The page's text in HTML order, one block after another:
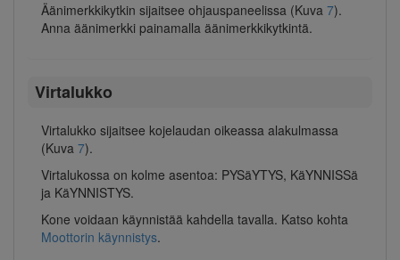
Äänimerkkikytkin sijaitsee ohjauspaneelissa (Kuva 7).
Anna äänimerkki painamalla äänimerkkikytkintä.
Virtalukko
Virtalukko sijaitsee kojelaudan oikeassa alakulmassa
(Kuva 7).
Virtalukossa on kolme asentoa: PYSäYTYS, KäYNNISSä
ja KäYNNISTYS.
Kone voidaan käynnistää kahdella tavalla. Katso kohta
Moottorin käynnistys.